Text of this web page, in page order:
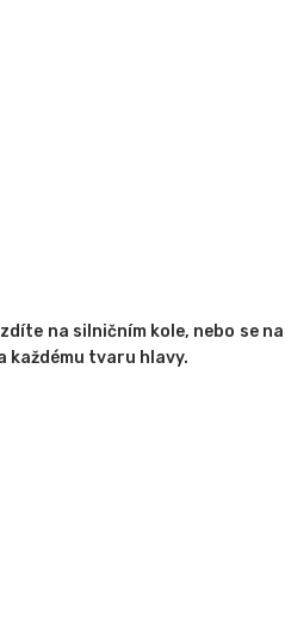
na silničním kole, nebo se
každému tvaru hlavy.